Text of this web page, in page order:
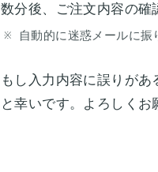
数分後、ご注文内容の確
自動的に迷惑メールに振
もし入力内容に誤りが
と幸いです。よろしくお